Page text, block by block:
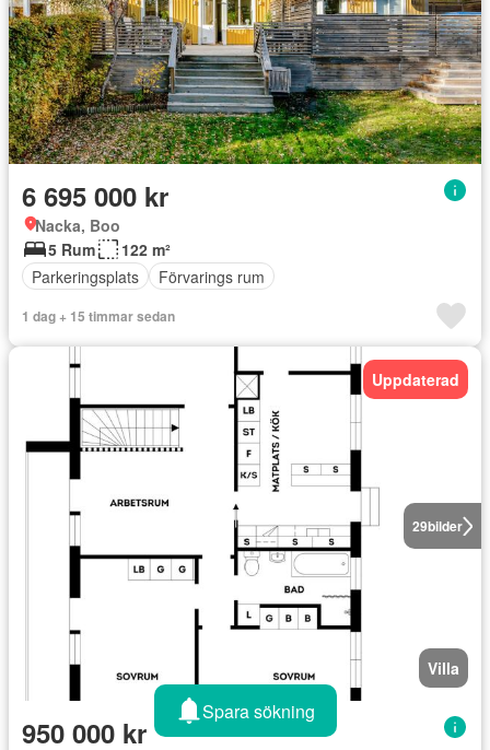
6 695 000 kr
Nacka, Boo
5 Rum
122 m²
Parkeringsplats
Förvarings rum
1 dag + 15 timmar sedan
29bilder
Uppdaterad
Villa
950 000 kr
Spara sökning